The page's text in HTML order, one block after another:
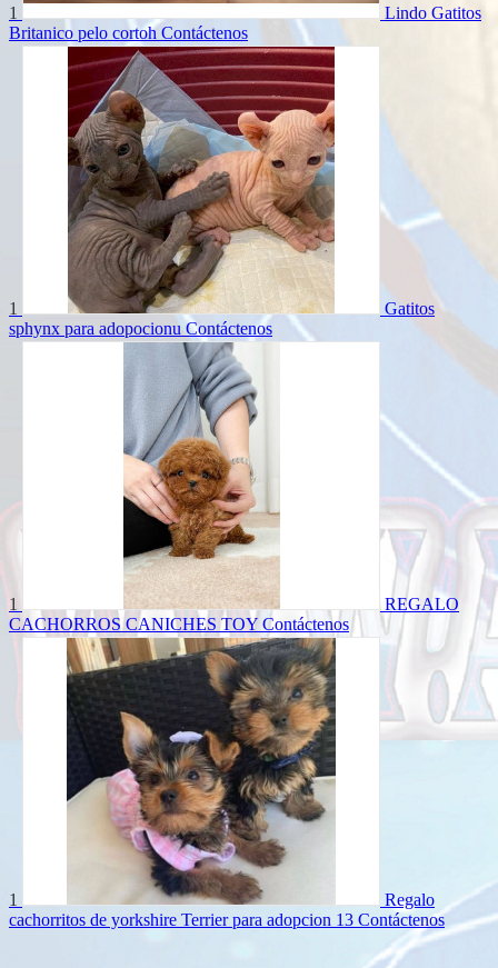
1
Lindo Gatitos
Britanico pelo cortoh Contáctenos
1
Gatitos
sphynx para adopocionu Contáctenos
1
REGALO
CACHORROS CANICHES TOY Contáctenos
1
Regalo
cachorritos de yorkshire Terrier para adopcion 13 Contáctenos